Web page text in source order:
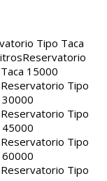
Tipo Taca
Reservatorio
15000
Reservatorio Tipo
Reservatorio Tipo
Reservatorio Tipo
Reservatorio Tipo